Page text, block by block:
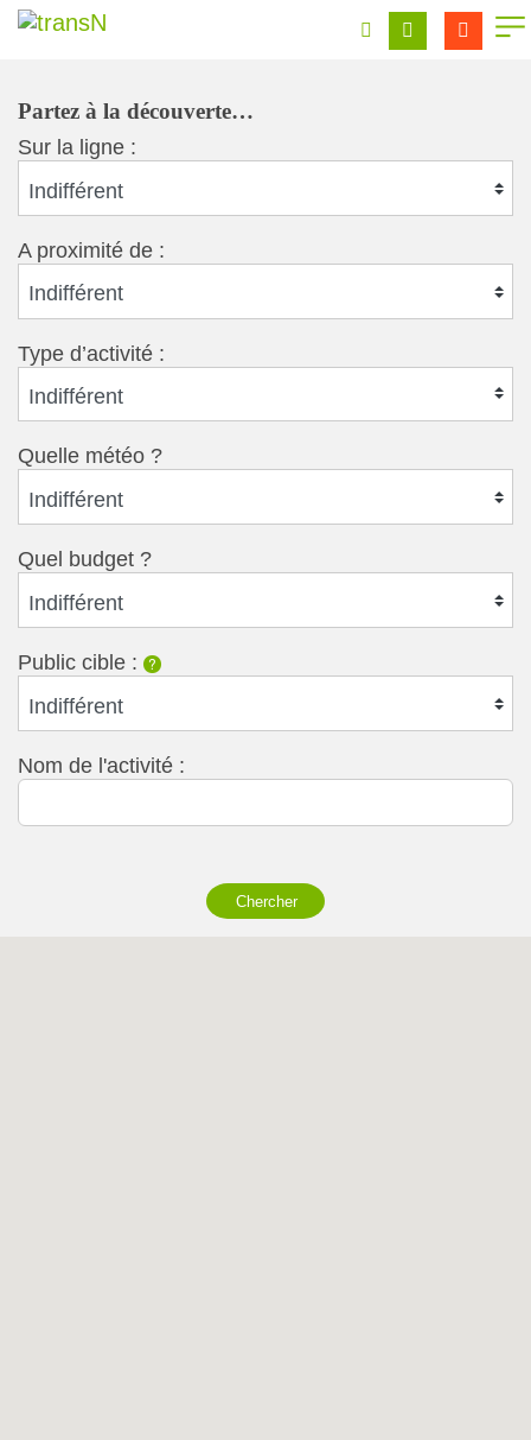
Partez à la découverte…
Sur la ligne :
Indifférent
A proximité de :
Indifférent
Type d’activité :
Indifférent
Quelle météo ?
Indifférent
Quel budget ?
Indifférent
Public cible : ?
Indifférent
Nom de l'activité :